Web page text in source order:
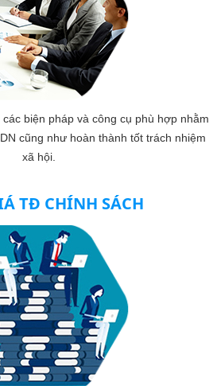
biện pháp và công cụ phù hợp nhằm
cũng như hoàn thành tốt trách nhiệm
xã hội.
TĐ CHÍNH SÁCH